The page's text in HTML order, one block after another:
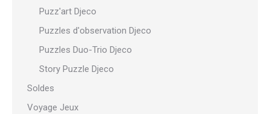
Puzz'art Djeco
Puzzles d'observation Djeco
Puzzles Duo-Trio Djeco
Story Puzzle Djeco
Soldes
Voyage Jeux